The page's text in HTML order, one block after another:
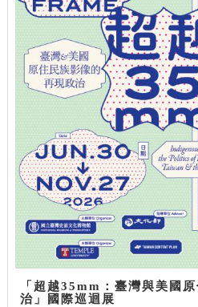
「超越35mm：臺灣與美國
治」國際巡迴展